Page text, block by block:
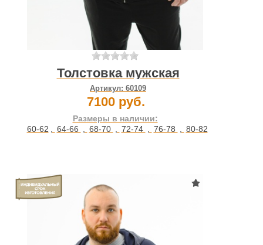
Толстовка мужская
Артикул: 60109
7100 руб.
Размеры в наличии:
60-62 , 64-66 , 68-70 , 72-74 , 76-78 , 80-82